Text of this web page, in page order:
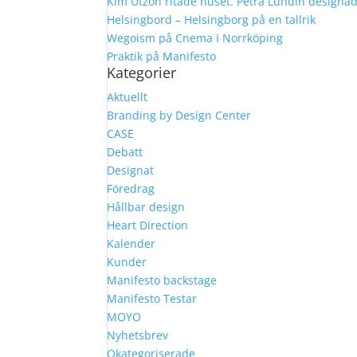
Helsingbord – Helsingborg på en tallrik
Wegoism på Cnema i Norrköping
Praktik på Manifesto
Kategorier
Aktuellt
Branding by Design Center
CASE
Debatt
Designat
Föredrag
Hållbar design
Heart Direction
Kalender
Kunder
Manifesto backstage
Manifesto Testar
MOYO
Nyhetsbrev
Okategoriserade